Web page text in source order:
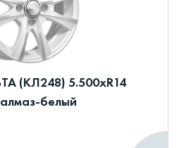
(КЛ248) 5.500xR14
алмаз-белый